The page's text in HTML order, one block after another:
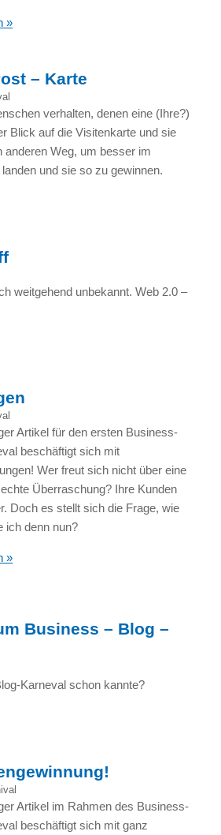
»
– Karte
verhalten, denen eine (Ihre?)
Blick auf die Visitenkarte und sie
anderen Weg, um besser im
und sie so zu gewinnen.
weitgehend unbekannt. Web 2.0 –
Artikel für den ersten Business-
beschäftigt sich mit
Wer freut sich nicht über eine
Überraschung? Ihre Kunden
Doch es stellt sich die Frage, wie
ich denn nun?
»
Business – Blog –
Karneval schon kannte?
Artikel im Rahmen des Business-
beschäftigt sich mit ganz